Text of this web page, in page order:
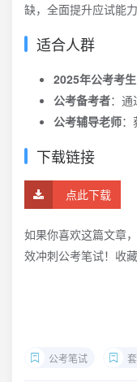
缺，全面提升应试能力
适合人群
2025年公考考生
公考备考者：通
公考辅导老师：
下载链接
点此下载
如果你喜欢这篇文章
效冲刺公考笔试！收
公考笔试